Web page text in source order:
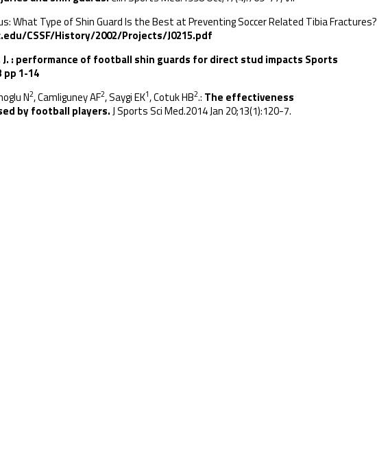
What Type of Shin Guard Is the Best at Preventing Soccer Related Tibia Fractures?
CSSF/History/2002/Projects/J0215.pdf
J. : performance of football shin guards for direct stud impacts Sports
pp 1-14
N2,Camliguney AF2,Saygi EK1,Cotuk HB2.: The effectiveness
by football players. J Sports Sci Med.2014 Jan 20;13(1):120-7.